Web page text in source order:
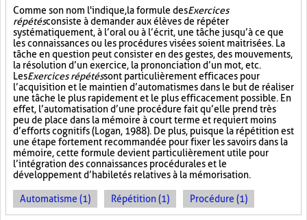
Comme son nom l'indique, la formule desExercices
répétésconsiste à demander aux élèves de répéter
systématiquement, à l’oral ou à l’écrit, une tâche jusqu’à ce que
les connaissances ou les procédures visées soient maitrisées. La
tâche en question peut consister en des gestes, des mouvements,
la résolution d’un exercice, la prononciation d’un mot, etc.
LesExercices répétéssont particulièrement efficaces pour
l’acquisition et le maintien d’automatismes dans le but de réaliser
une tâche le plus rapidement et le plus efficacement possible. En
effet, l’automatisation d’une procédure fait qu’elle prend très
peu de place dans la mémoire à court terme et requiert moins
d’efforts cognitifs (Logan, 1988). De plus, puisque la répétition est
une étape fortement recommandée pour fixer les savoirs dans la
mémoire, cette formule devient particulièrement utile pour
l’intégration des connaissances procédurales et le
développement d’habiletés relatives à la mémorisation.
Automatisme (1) Répétition (1) Procédure (1)